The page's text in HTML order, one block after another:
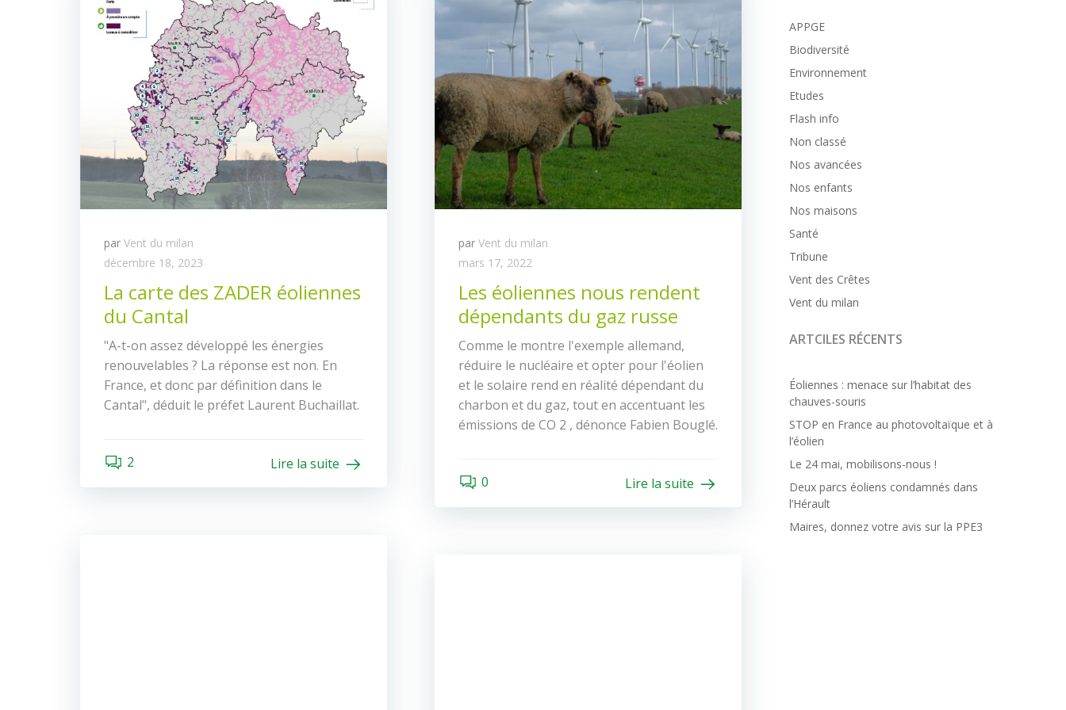
par Vent du milan
décembre 18, 2023
La carte des ZADER éoliennes
du Cantal
"A-t-on assez développé les énergies
renouvelables ? La réponse est non. En
France, et donc par définition dans le
Cantal", déduit le préfet Laurent Buchaillat.
2 Lire la suite
par Vent du milan
mars 17, 2022
Les éoliennes nous rendent
dépendants du gaz russe
Comme le montre l'exemple allemand,
réduire le nucléaire et opter pour l'éolien
et le solaire rend en réalité dépendant du
charbon et du gaz, tout en accentuant les
émissions de CO 2 , dénonce Fabien Bouglé.
0 Lire la suite
APPGE
Biodiversité
Environnement
Etudes
Flash info
Non classé
Nos avancées
Nos enfants
Nos maisons
Santé
Tribune
Vent des Crêtes
Vent du milan
ARTCILES RÉCENTS
Éoliennes : menace sur l’habitat des
chauves-souris
STOP en France au photovoltaïque et à
l’éolien
Le 24 mai, mobilisons-nous !
Deux parcs éoliens condamnés dans
l’Hérault
Maires, donnez votre avis sur la PPE3